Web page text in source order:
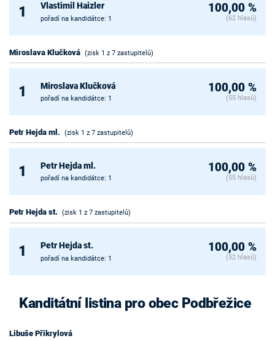
1 Vlastimil Haizler
pořadí na kandidátce: 1
100,00 %
(62 hlasů)
Miroslava Klučková (zisk 1 z 7 zastupitelů)
1 Miroslava Klučková
pořadí na kandidátce: 1
100,00 %
(55 hlasů)
Petr Hejda ml. (zisk 1 z 7 zastupitelů)
1 Petr Hejda ml.
pořadí na kandidátce: 1
100,00 %
(55 hlasů)
Petr Hejda st. (zisk 1 z 7 zastupitelů)
1 Petr Hejda st.
pořadí na kandidátce: 1
100,00 %
(52 hlasů)
Kanditátní listina pro obec Podbřežice
Libuše Přikrylová